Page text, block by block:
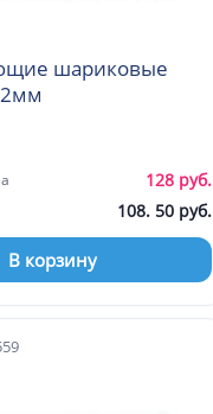
шариковые
128 руб.
108. 50 руб.
В корзину